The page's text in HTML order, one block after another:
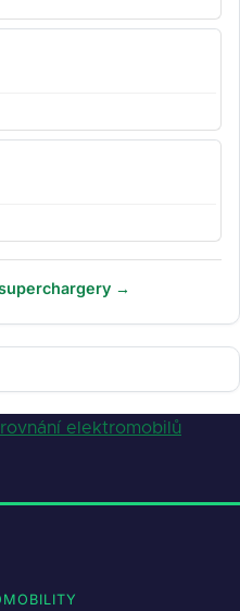
→
elektromobilů